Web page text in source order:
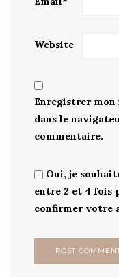
Website
Enregistrer
dans le
commentaire.
Oui, je
entre 2 et 4 fois
confirmer votre